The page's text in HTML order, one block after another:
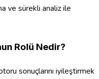
ve sürekli analiz ile
Rolü Nedir?
sonuçlarını iyileştirmek